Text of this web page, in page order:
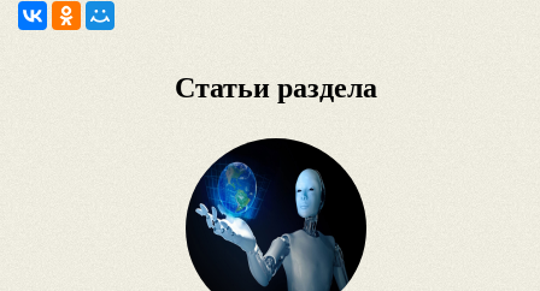
Статьи раздела